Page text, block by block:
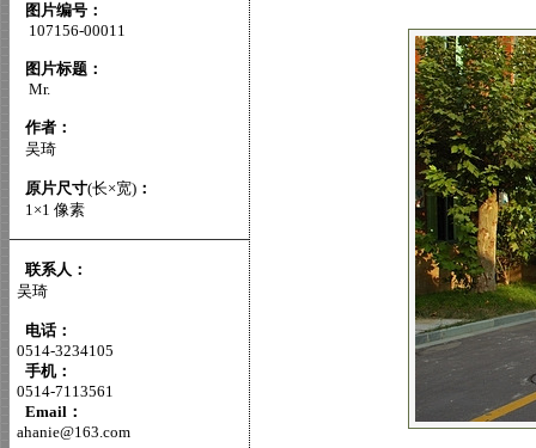
图片编号：
107156-00011
图片标题：
Mr.
作者：
吴琦
原片尺寸(长×宽) ：
1×1 像素
联系人：
吴琦
电话：
0514-3234105
手机：
0514-7113561
Email：
ahanie@163.com